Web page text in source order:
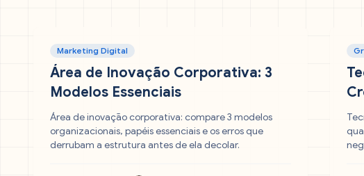
Marketing Digital
Área de Inovação Corporativa: 3
Modelos Essenciais
Área de inovação corporativa: compare 3 modelos
organizacionais, papéis essenciais e os erros que
derrubam a estrutura antes de ela decolar.